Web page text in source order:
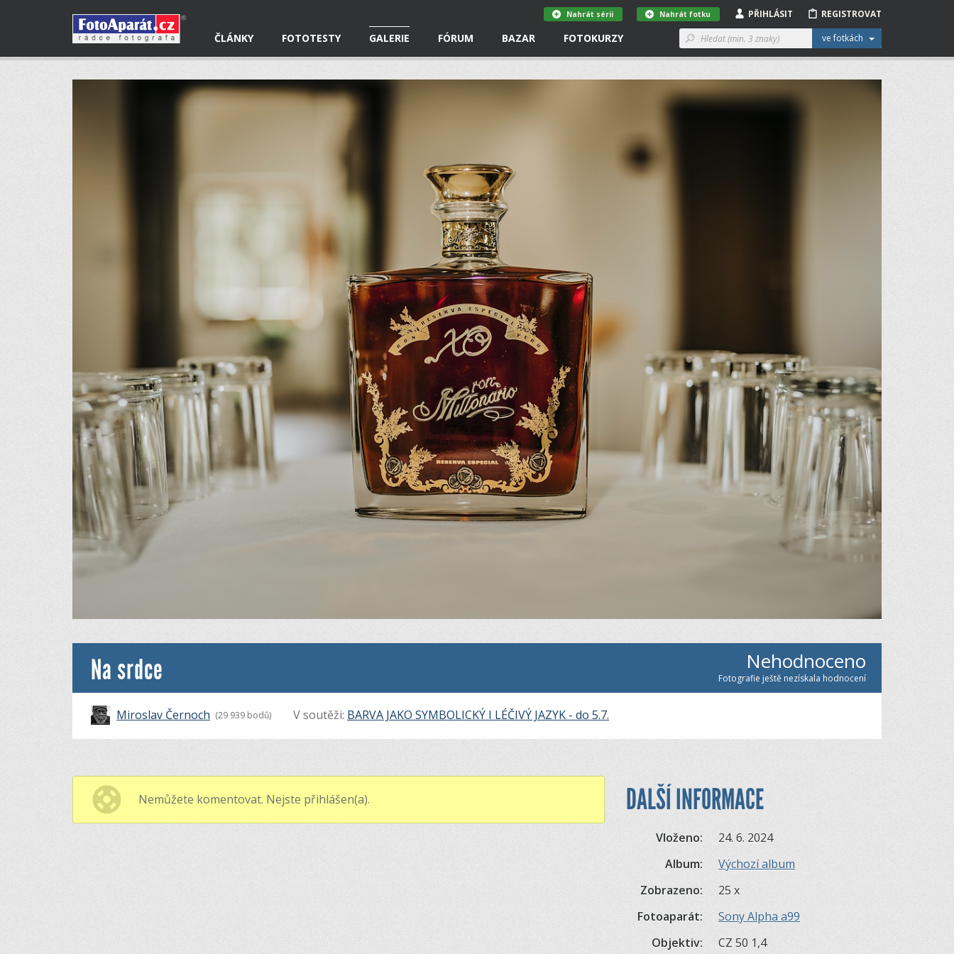
ČLÁNKY FOTOTESTY GALERIE FÓRUM BAZAR FOTOKURZY ve fotkách
REGISTROVAT
PŘIHLÁSIT
Nahrát fotku
Nahrát sérii
Na srdce Nehodnoceno
Fotografie ještě nezískala hodnocení
Miroslav Černoch (29 939 bodů) V soutěži: BARVA JAKO SYMBOLICKÝ I LÉČIVÝ JAZYK - do 5.7.
Nemůžete komentovat. Nejste přihlášen(a). DALŠÍ INFORMACE
Vloženo:
24. 6. 2024
Album:
Výchozí album
Zobrazeno:
25 x
Fotoaparát:
Sony Alpha a99
Objektiv:
CZ 50 1,4